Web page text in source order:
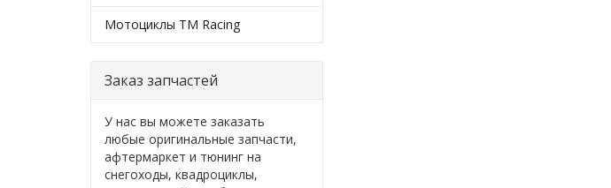
Мотоциклы TM Racing
Заказ запчастей
У нас вы можете заказать
любые оригинальные запчасти,
афтермаркет и тюнинг на
снегоходы, квадроциклы,